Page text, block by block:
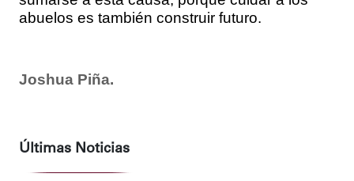
abuelos es también construir futuro.
Joshua Piña.
Últimas Noticias